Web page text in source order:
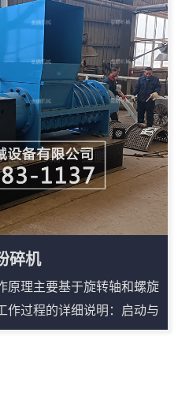
待解决的问题。有的厂家靠
的设备来回收，投资成本太
影响了环境，也不利于经济
地回收废品成了各生产...
碎机
原理主要基于旋转轴和螺旋
作过程的详细说明：启动与
通过传动系统将动力传递给
递到旋转轴和螺旋轴。旋
，开始进行物料切割和撕